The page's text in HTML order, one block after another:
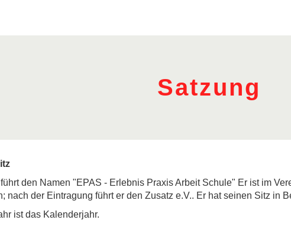
Satzung
den Namen "EPAS - Erlebnis Praxis Arbeit Schule" Er ist im
nach der Eintragung führt er den Zusatz e.V.. Er hat seinen Sitz in
ist das Kalenderjahr.